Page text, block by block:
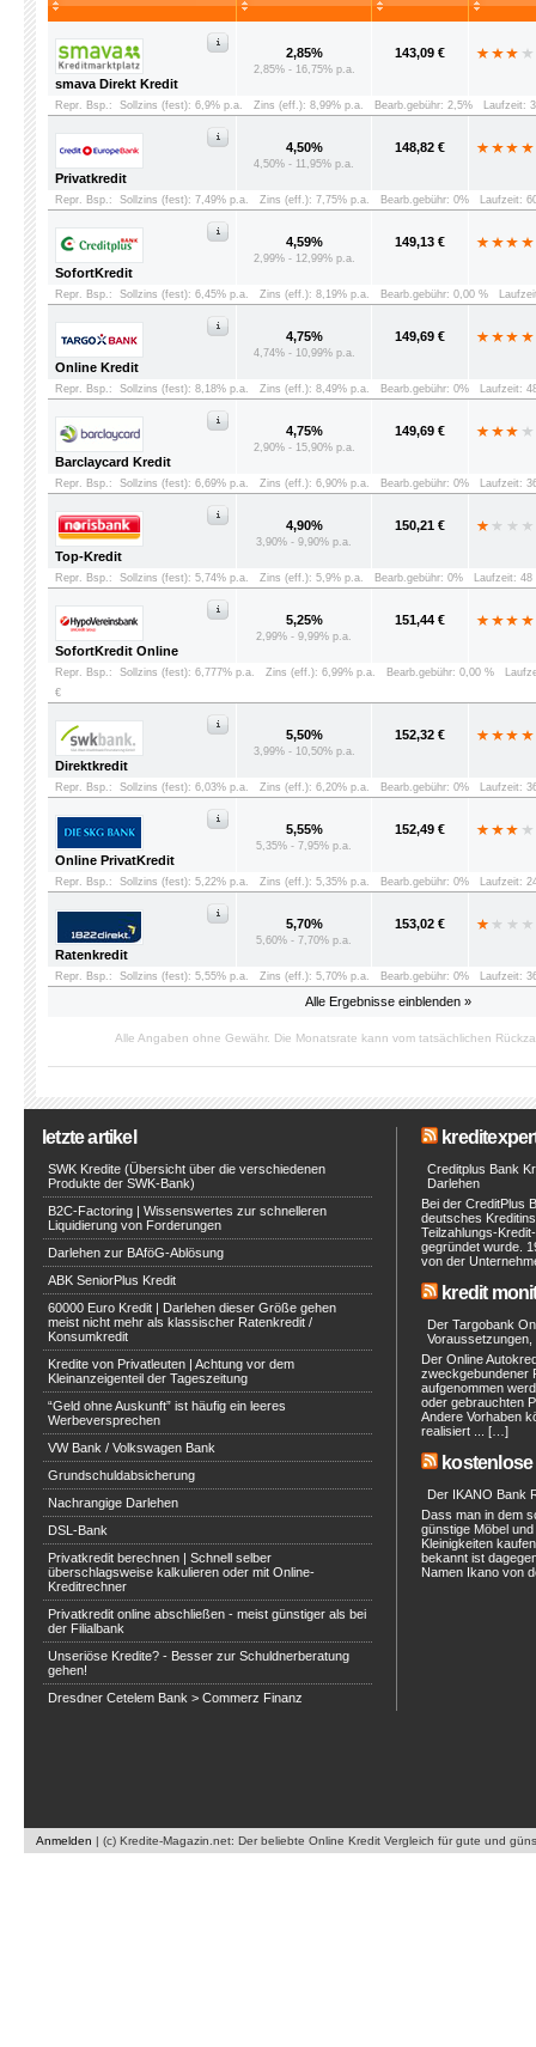
Alle Ergebnisse einblenden »
smava Direkt Kredit
2,85%
2,85% - 16,75% p.a.
143,09 €
Repr. Bsp.: Sollzins (fest): 6,9% p.a. Zins (eff.): 8,99% p.a. Bearb.gebühr: 2,5% Laufzeit:
Privatkredit
4,50%
4,50% - 11,95% p.a.
148,82 €
Repr. Bsp.: Sollzins (fest): 7,49% p.a. Zins (eff.): 7,75% p.a. Bearb.gebühr: 0% Laufzeit:
SofortKredit
4,59%
2,99% - 12,99% p.a.
149,13 €
Repr. Bsp.: Sollzins (fest): 6,45% p.a. Zins (eff.): 8,19% p.a. Bearb.gebühr: 0,00 %
Online Kredit
4,75%
4,74% - 10,99% p.a.
149,69 €
Repr. Bsp.: Sollzins (fest): 8,18% p.a. Zins (eff.): 8,49% p.a. Bearb.gebühr: 0% Laufzeit:
Barclaycard Kredit
4,75%
2,90% - 15,90% p.a.
149,69 €
Repr. Bsp.: Sollzins (fest): 6,69% p.a. Zins (eff.): 6,90% p.a. Bearb.gebühr: 0% Laufzeit:
Top-Kredit
4,90%
3,90% - 9,90% p.a.
150,21 €
Repr. Bsp.: Sollzins (fest): 5,74% p.a. Zins (eff.): 5,9% p.a. Bearb.gebühr: 0% Laufzeit: 48
SofortKredit Online
5,25%
2,99% - 9,99% p.a.
151,44 €
Repr. Bsp.: Sollzins (fest): 6,777% p.a. Zins (eff.): 6,99% p.a. Bearb.gebühr: 0,00 %
€
Direktkredit
5,50%
3,99% - 10,50% p.a.
152,32 €
Repr. Bsp.: Sollzins (fest): 6,03% p.a. Zins (eff.): 6,20% p.a. Bearb.gebühr: 0% Laufzeit:
Online PrivatKredit
5,55%
5,35% - 7,95% p.a.
152,49 €
Repr. Bsp.: Sollzins (fest): 5,22% p.a. Zins (eff.): 5,35% p.a. Bearb.gebühr: 0% Laufzeit:
Ratenkredit
5,70%
5,60% - 7,70% p.a.
153,02 €
Repr. Bsp.: Sollzins (fest): 5,55% p.a. Zins (eff.): 5,70% p.a. Bearb.gebühr: 0% Laufzeit:
Alle Angaben ohne Gewähr. Die Monatsrate kann vom tatsächlichen
letzte artikel
SWK Kredite (Übersicht über die verschiedenen
Produkte der SWK-Bank)
B2C-Factoring | Wissenswertes zur schnelleren
Liquidierung von Forderungen
Darlehen zur BAföG-Ablösung
ABK SeniorPlus Kredit
60000 Euro Kredit | Darlehen dieser Größe gehen
meist nicht mehr als klassischer Ratenkredit /
Konsumkredit
Kredite von Privatleuten | Achtung vor dem
Kleinanzeigenteil der Tageszeitung
“Geld ohne Auskunft” ist häufig ein leeres
Werbeversprechen
VW Bank / Volkswagen Bank
Grundschuldabsicherung
Nachrangige Darlehen
DSL-Bank
Privatkredit berechnen | Schnell selber
überschlagsweise kalkulieren oder mit Online-
Kreditrechner
Privatkredit online abschließen - meist günstiger als bei
der Filialbank
Unseriöse Kredite? - Besser zur Schuldnerberatung
gehen!
Dresdner Cetelem Bank > Commerz Finanz
Creditplus Bank
Darlehen
Bei der CreditPlus
deutsches
Teilzahlungs-
gegründet wurde.
von der
kredit
Der Targobank
Voraussetzungen,
Der Online
zweckgebundener
aufgenommen
oder gebrauchten
Andere Vorhaben
realisiert ... […]
Der IKANO Bank
Dass man in dem
günstige Möbel
Kleinigkeiten
bekannt ist
Namen Ikano von
Anmelden | (c) Kredite-Magazin.net: Der beliebte Online Kredit Vergleich für gute und